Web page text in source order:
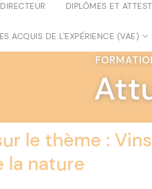
DIPLÔMES ET
ACQUIS DE L'EXPÉRIENCE (VAE)
le thème :
la nature